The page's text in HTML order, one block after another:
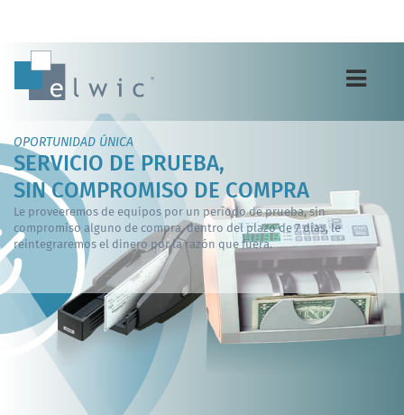
Toggle
navigation
OPORTUNIDAD ÚNICA
SERVICIO DE PRUEBA,
SIN COMPROMISO DE COMPRA
Le proveeremos de equipos por un período de prueba, sin
compromiso alguno de compra, dentro del plazo de 7 días, le
reintegraremos el dinero por la razón que fuera.